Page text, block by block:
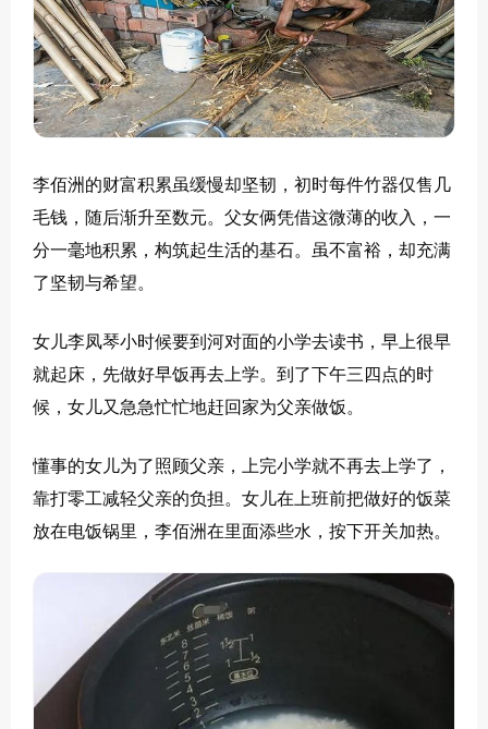
李佰洲的财富积累虽缓慢却坚韧，初时每件竹器仅售几
毛钱，随后渐升至数元。父女俩凭借这微薄的收入，一
分一毫地积累，构筑起生活的基石。虽不富裕，却充满
了坚韧与希望。
女儿李凤琴小时候要到河对面的小学去读书，早上很早
就起床，先做好早饭再去上学。到了下午三四点的时
候，女儿又急急忙忙地赶回家为父亲做饭。
懂事的女儿为了照顾父亲，上完小学就不再去上学了，
靠打零工减轻父亲的负担。女儿在上班前把做好的饭菜
放在电饭锅里，李佰洲在里面添些水，按下开关加热。